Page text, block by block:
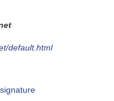
default.html